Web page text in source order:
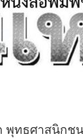
พุทธศาสนิกช